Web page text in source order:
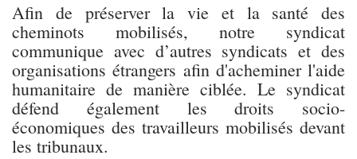
Afin de préserver la vie et la santé des
cheminots mobilisés, notre syndicat
communique avec d’autres syndicats et des
organisations étrangers afin d'acheminer l'aide
humanitaire de manière ciblée. Le syndicat
défend également les droits socio-
économiques des travailleurs mobilisés devant
les tribunaux.